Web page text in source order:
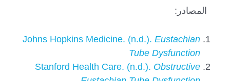
المصادر:
Johns Hopkins Medicine. (n.d.). Eustachian
Tube Dysfunction
Stanford Health Care. (n.d.). Obstructive